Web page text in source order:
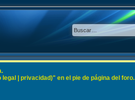
| privacidad)" en el pie de página del foro.